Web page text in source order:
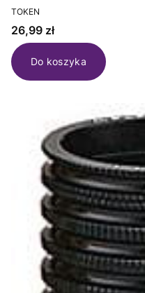
PRODUCENT
TOKEN
Cena
26,99 zł
Do koszyka